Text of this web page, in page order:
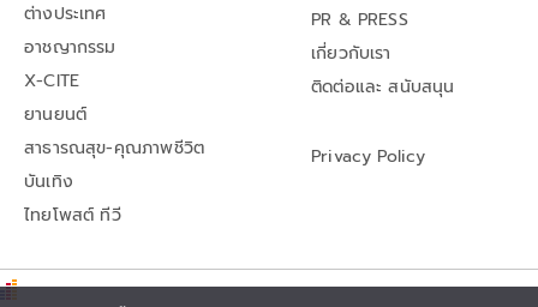
ต่างประเทศ
อาชญากรรม
X-CITE
ยานยนต์
สาธารณสุข-คุณภาพชีวิต
บันเทิง
ไทยโพสต์ ทีวี
PR & PRESS
เกี่ยวกับเรา
ติดต่อและ สนับสนุน
Privacy Policy